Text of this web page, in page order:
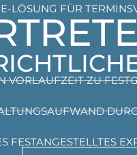
LÖSUNG FÜR
ZU
FESTANGESTELLTES